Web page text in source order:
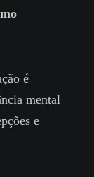
é
mental
e